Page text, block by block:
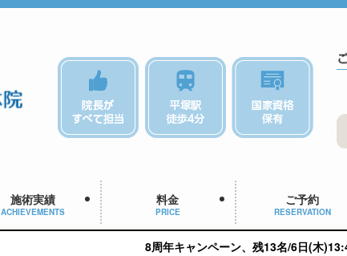
施術実績
ACHIEVEMENTS
料金
PRICE
ご予約
RESERVATION
8周年キャンペーン、残13名/6日(木)13:45予約可能です。